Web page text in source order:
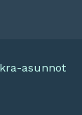
asunnot